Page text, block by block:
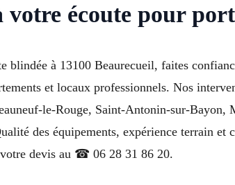
écoute pour
blindée à 13100 Beaurecueil, faites
et locaux professionnels. Nos
le-Rouge, Saint-Antonin-sur-Bayon,
des équipements, expérience terrain
devis au ☎ 06 28 31 86 20.